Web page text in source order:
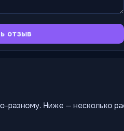
отзыв
разному. Ниже — несколько